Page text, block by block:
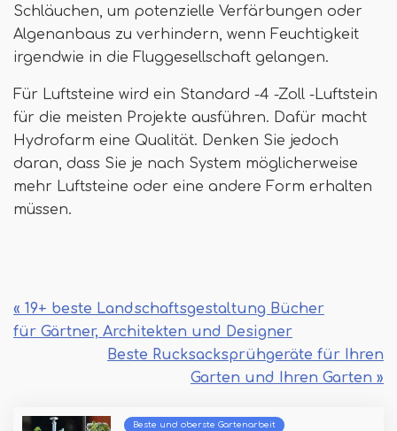
Schläuchen, um potenzielle Verfärbungen oder
Algenanbaus zu verhindern, wenn Feuchtigkeit
irgendwie in die Fluggesellschaft gelangen.
Für Luftsteine ​​wird ein Standard -4 -Zoll -Luftstein
für die meisten Projekte ausführen. Dafür macht
Hydrofarm eine Qualität. Denken Sie jedoch
daran, dass Sie je nach System möglicherweise
mehr Luftsteine ​​oder eine andere Form erhalten
müssen.
« 19+ beste Landschaftsgestaltung Bücher
für Gärtner, Architekten und Designer
Beste Rucksacksprühgeräte für Ihren
Garten und Ihren Garten »
Beste und oberste Gartenarbeit